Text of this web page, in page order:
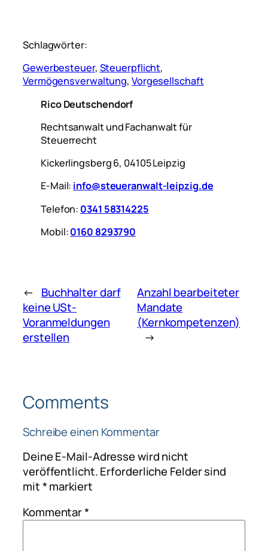
Schlagwörter:
Gewerbesteuer, Steuerpflicht
Vermögensverwaltung, Vorgesellschaft
Rico Deutschendorf
Rechtsanwalt und Fachanwalt für
Steuerrecht
Kickerlingsberg 6, 04105 Leipzig
E-Mail: info@steueranwalt-leipzig.de
Telefon: 0341 58314225
Mobil:0160 8293790
←
Buchhalter darf
keine USt-
Voranmeldungen
erstellen
Anzahl bearbeiteter
Mandate
(Kernkompetenzen)
→
Comments
Schreibe einen Kommentar
Deine E-Mail-Adresse wird nicht
veröffentlicht.Erforderliche Felder sind
mit*markiert
Kommentar*